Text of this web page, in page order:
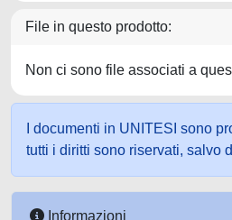
File in questo prodotto:
Non ci sono file associati a
I documenti in UNITESI sono
tutti i diritti sono riservati, salvo
Informazioni